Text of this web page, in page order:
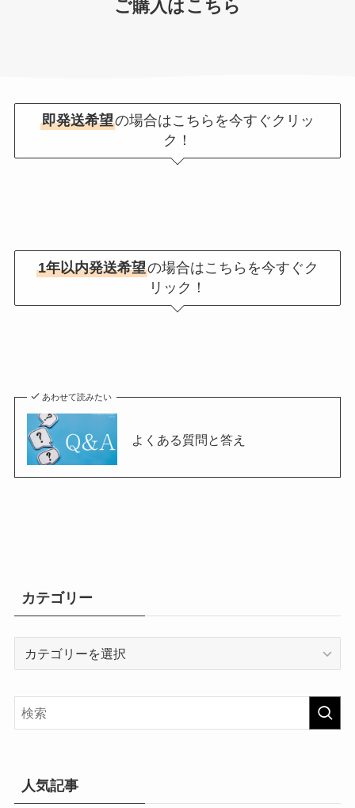
ご購入はこちら
即発送希望の場合はこちらを今すぐクリッ
ク！
1年以内発送希望の場合はこちらを今すぐク
リック！
あわせて読みたい
よくある質問と答え
カテゴリー
リ
人気記事